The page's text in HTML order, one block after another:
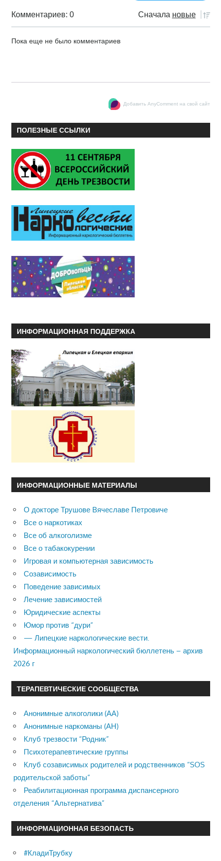
Комментариев: 0 Сначала новые
Пока еще не было комментариев
Добавить AnyComment на свой сайт
ПОЛЕЗНЫЕ ССЫЛКИ
ИНФОРМАЦИОННАЯ ПОДДЕРЖКА
ИНФОРМАЦИОННЫЕ МАТЕРИАЛЫ
О докторе Трушове Вячеславе Петровиче
Все о наркотиках
Все об алкоголизме
Все о табакокурении
Игровая и компьютерная зависимость
Созависимость
Поведение зависимых
Лечение зависимостей
Юридические аспекты
Юмор против “дури”
— Липецкие наркологические вести.
Информационный наркологический бюллетень – архив
2026 г
ТЕРАПЕВТИЧЕСКИЕ СООБЩЕСТВА
Анонимные алкоголики (АА)
Анонимные наркоманы (АН)
Клуб трезвости “Родник”
Психотерапевтические группы
Клуб созависимых родителей и родственников “SOS
родительской заботы”
Реабилитационная программа диспансерного
отделения “Альтернатива”
ИНФОРМАЦИОННАЯ БЕЗОПАСТЬ
#КладиТрубку